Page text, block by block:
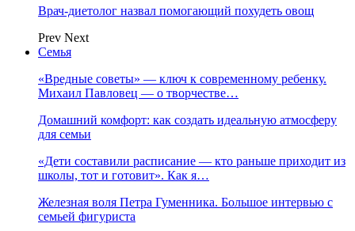
Врач-диетолог назвал помогающий похудеть овощ
Prev Next
Семья
«Вредные советы» — ключ к современному ребенку.
Михаил Павловец — о творчестве…
Домашний комфорт: как создать идеальную атмосферу
для семьи
«Дети составили расписание — кто раньше приходит из
школы, тот и готовит». Как я…
Железная воля Петра Гуменника. Большое интервью с
семьей фигуриста